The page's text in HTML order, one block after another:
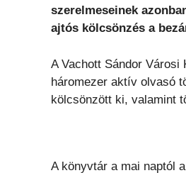
szerelmeseinek
ajtós kölcsönzés a
A Vachott Sándor
háromezer aktív olvasó
kölcsönzött ki, valamint
A könyvtár a mai naptól